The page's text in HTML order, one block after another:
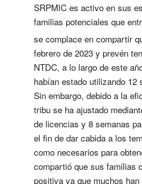
SRPMIC es activo en sus
familias potenciales que
se complace en compartir
febrero de 2023 y prevén
NTDC, a lo largo de este
habían estado utilizando
Sin embargo, debido a la
tribu se ha ajustado
de licencias y 8 semanas
el fin de dar cabida a los
como necesarios para
compartió que sus familias
positiva ya que muchos